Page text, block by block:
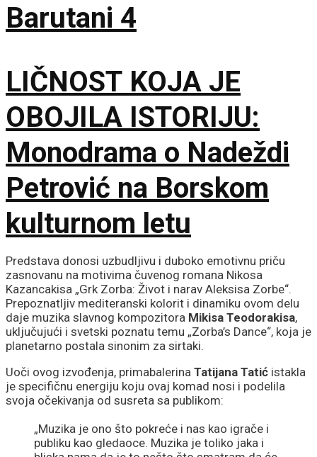
Barutani 4
LIČNOST KOJA JE
OBOJILA ISTORIJU:
Monodrama o Nadeždi
Petrović na Borskom
kulturnom letu
Predstava donosi uzbudljivu i duboko emotivnu priču
zasnovanu na motivima čuvenog romana Nikosa
Kazancakisa „Grk Zorba: Život i narav Aleksisa Zorbe“.
Prepoznatljiv mediteranski kolorit i dinamiku ovom delu
daje muzika slavnog kompozitora Mikisa Teodorakisa,
uključujući i svetski poznatu temu „Zorba’s Dance“, koja je
planetarno postala sinonim za sirtaki.
Uoči ovog izvođenja, primabalerina Tatijana Tatić istakla
je specifičnu energiju koju ovaj komad nosi i podelila
svoja očekivanja od susreta sa publikom:
„Muzika je ono što pokreće i nas kao igrače i
publiku kao gledaoce. Muzika je toliko jaka i